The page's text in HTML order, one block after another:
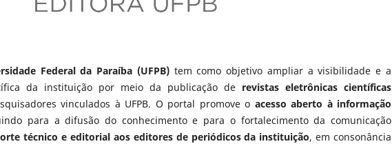
Federal da Paraíba (UFPB)tem como objetivo ampliar a visibilidade e a
da instituição por meio da publicação de revistas eletrônicas científicas
vinculados à UFPB. O portal promove o acesso aberto à informação
para a difusão do conhecimento e para o fortalecimento da comunicação
técnico e editorial aos editores de periódicos da instituição, em consonância